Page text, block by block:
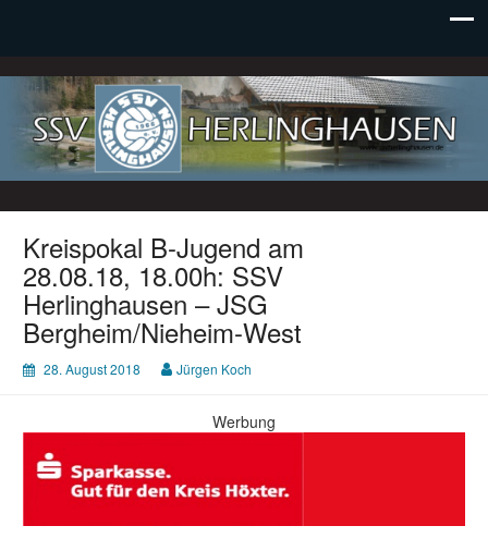
SSV Herlinghausen e. V.
Kreispokal B-Jugend am
28.08.18, 18.00h: SSV
Herlinghausen – JSG
Bergheim/Nieheim-West
28. August 2018 Jürgen Koch
Werbung